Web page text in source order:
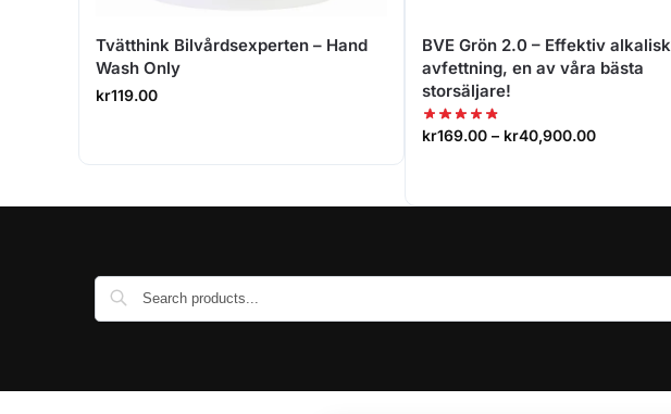
Tvätthink Bilvårdsexperten – Hand
Wash Only
kr119.00
BVE Grön 2.0 – Effektiv alkalisk
avfettning, en av våra bästa
storsäljare!
kr169.00 – kr40,900.00